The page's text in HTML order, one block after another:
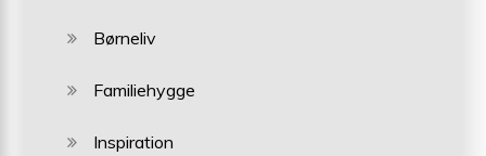
Børneliv
Familiehygge
Inspiration